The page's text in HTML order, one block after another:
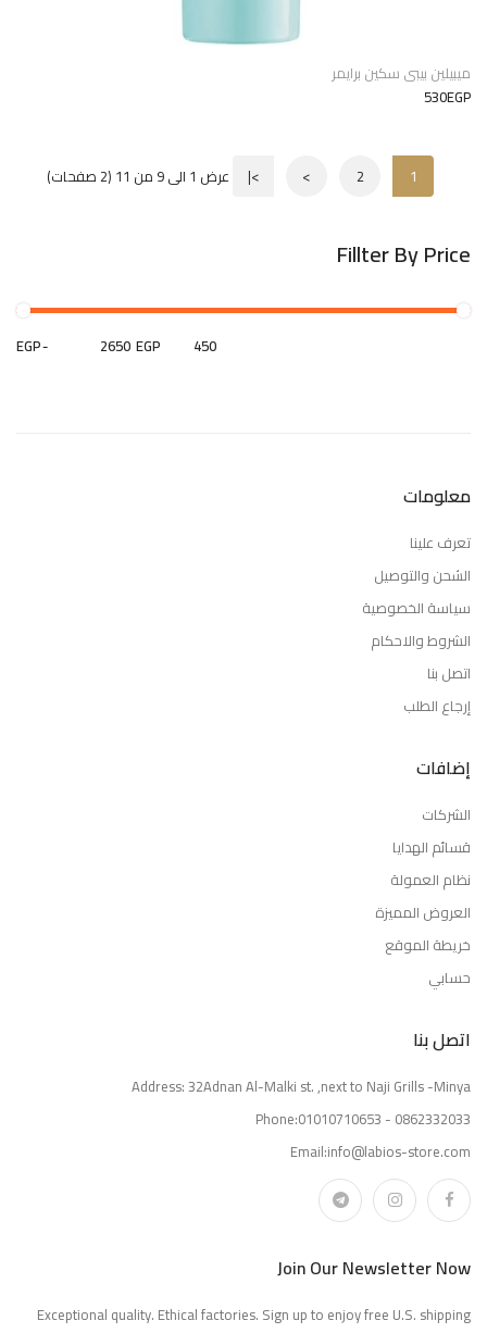
Fillter By Price
EGP- EGP
ميبيلين بيبى سكين برايمر
530EGP
1
2
>
>| عرض 1 الى 9 من 11 (2 صفحات)
معلومات
تعرف علينا
الشحن والتوصيل
سياسة الخصوصية
الشروط والاحكام
اتصل بنا
إرجاع الطلب
إضافات
الشركات
قسائم الهدايا
نظام العمولة
العروض المميزة
خريطة الموقع
حسابي
اتصل بنا
Address: 32Adnan Al-Malki st. ,next to Naji Grills -Minya
Phone:01010710653 - 0862332033
Email:info@labios-store.com
Join Our Newsletter Now
Exceptional quality. Ethical factories. Sign up to enjoy free U.S. shipping